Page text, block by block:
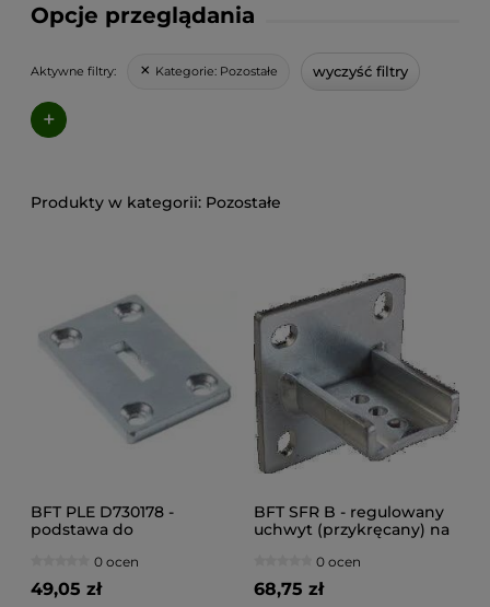
Opcje przeglądania
Aktywne filtry: Kategorie: Pozostałe wyczyść filtry
+
Pozostałe
BFT PLE D730178 -
podstawa do
siłowników LUX,
PHOBOS, KUSTOS
0 ocen
49,05 zł
BFT SFR B - regulowany
uchwyt (przykręcany) na
(N735002)0 ocen
68,75 zł